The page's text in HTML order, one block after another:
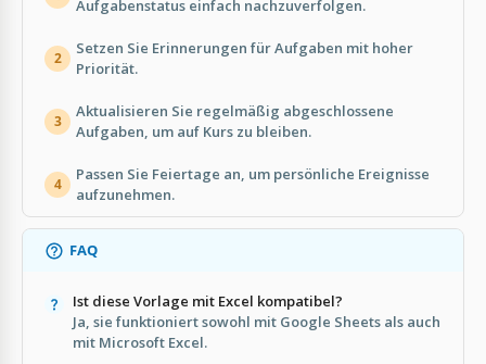
Aufgabenstatus einfach nachzuverfolgen.
2
Setzen Sie Erinnerungen für Aufgaben mit hoher
Priorität.
3
Aktualisieren Sie regelmäßig abgeschlossene
Aufgaben, um auf Kurs zu bleiben.
4
Passen Sie Feiertage an, um persönliche Ereignisse
aufzunehmen.
FAQ
Ist diese Vorlage mit Excel kompatibel?
Ja, sie funktioniert sowohl mit Google Sheets als auch
mit Microsoft Excel.